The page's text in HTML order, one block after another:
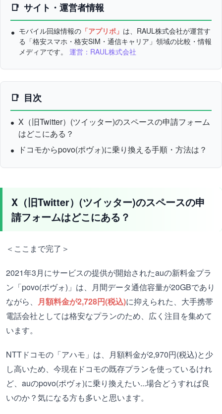
サイト・運営者情報
モバイル回線情報の 「アプリポ」 は、RAUL株式会社が運営す
る「格安スマホ・格安SIM・通信キャリア」領域の比較・情報
メディアです。 運営：RAUL株式会社
目次
X（旧Twitter）(ツイッター)のスペースの申請フォーム
はどこにある？
ドコモからpovo(ポヴォ)に乗り換える手順・方法は？
X（旧Twitter）(ツイッター)のスペースの申
請フォームはどこにある？
＜ここまで完了＞
2021年3月にサービスの提供が開始されたauの新料金プラ
ン「povo(ポヴォ)」は、月間データ通信容量が20GBであり
ながら、 月額料金が2,728円(税込)に抑えられた、大手携帯
電話会社としては格安なプランのため、広く注目を集めて
います。
NTTドコモの「アハモ」は、月額料金が2,970円(税込)と少
し高いため、今現在ドコモの既存プランを使っているけれ
ど、auのpovo(ポヴォ)に乗り換えたい...場合どうすれば良
いのか？気になる方も多いと思います。